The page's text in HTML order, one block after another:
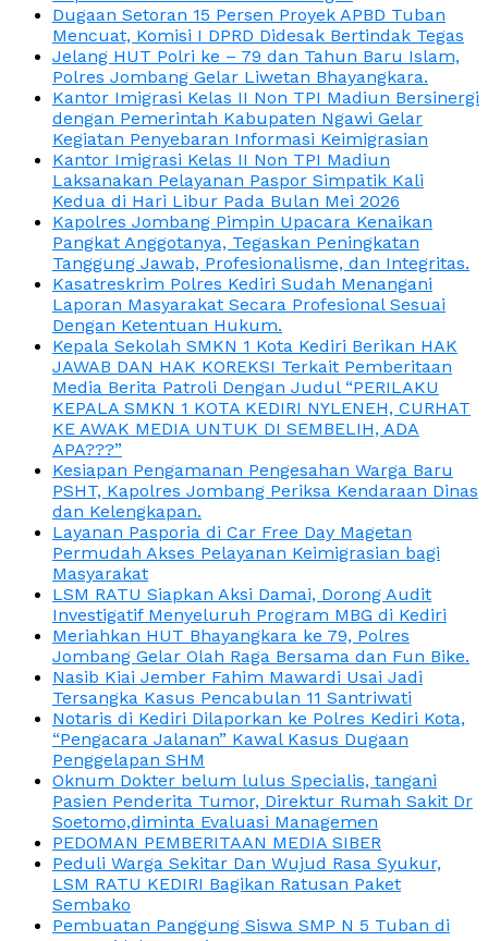
Dugaan Setoran 15 Persen Proyek APBD Tuban
Mencuat, Komisi I DPRD Didesak Bertindak Tegas
Jelang HUT Polri ke – 79 dan Tahun Baru Islam,
Polres Jombang Gelar Liwetan Bhayangkara.
Kantor Imigrasi Kelas II Non TPI Madiun Bersinergi
dengan Pemerintah Kabupaten Ngawi Gelar
Kegiatan Penyebaran Informasi Keimigrasian
Kantor Imigrasi Kelas II Non TPI Madiun
Laksanakan Pelayanan Paspor Simpatik Kali
Kedua di Hari Libur Pada Bulan Mei 2026
Kapolres Jombang Pimpin Upacara Kenaikan
Pangkat Anggotanya, Tegaskan Peningkatan
Tanggung Jawab, Profesionalisme, dan Integritas.
Kasatreskrim Polres Kediri Sudah Menangani
Laporan Masyarakat Secara Profesional Sesuai
Dengan Ketentuan Hukum.
Kepala Sekolah SMKN 1 Kota Kediri Berikan HAK
JAWAB DAN HAK KOREKSI Terkait Pemberitaan
Media Berita Patroli Dengan Judul “PERILAKU
KEPALA SMKN 1 KOTA KEDIRI NYLENEH, CURHAT
KE AWAK MEDIA UNTUK DI SEMBELIH, ADA
APA???”
Kesiapan Pengamanan Pengesahan Warga Baru
PSHT, Kapolres Jombang Periksa Kendaraan Dinas
dan Kelengkapan.
Layanan Pasporia di Car Free Day Magetan
Permudah Akses Pelayanan Keimigrasian bagi
Masyarakat
LSM RATU Siapkan Aksi Damai, Dorong Audit
Investigatif Menyeluruh Program MBG di Kediri
Meriahkan HUT Bhayangkara ke 79, Polres
Jombang Gelar Olah Raga Bersama dan Fun Bike.
Nasib Kiai Jember Fahim Mawardi Usai Jadi
Tersangka Kasus Pencabulan 11 Santriwati
Notaris di Kediri Dilaporkan ke Polres Kediri Kota,
“Pengacara Jalanan” Kawal Kasus Dugaan
Penggelapan SHM
Oknum Dokter belum lulus Specialis, tangani
Pasien Penderita Tumor, Direktur Rumah Sakit Dr
Soetomo,diminta Evaluasi Managemen
PEDOMAN PEMBERITAAN MEDIA SIBER
Peduli Warga Sekitar Dan Wujud Rasa Syukur,
LSM RATU KEDIRI Bagikan Ratusan Paket
Sembako
Pembuatan Panggung Siswa SMP N 5 Tuban di